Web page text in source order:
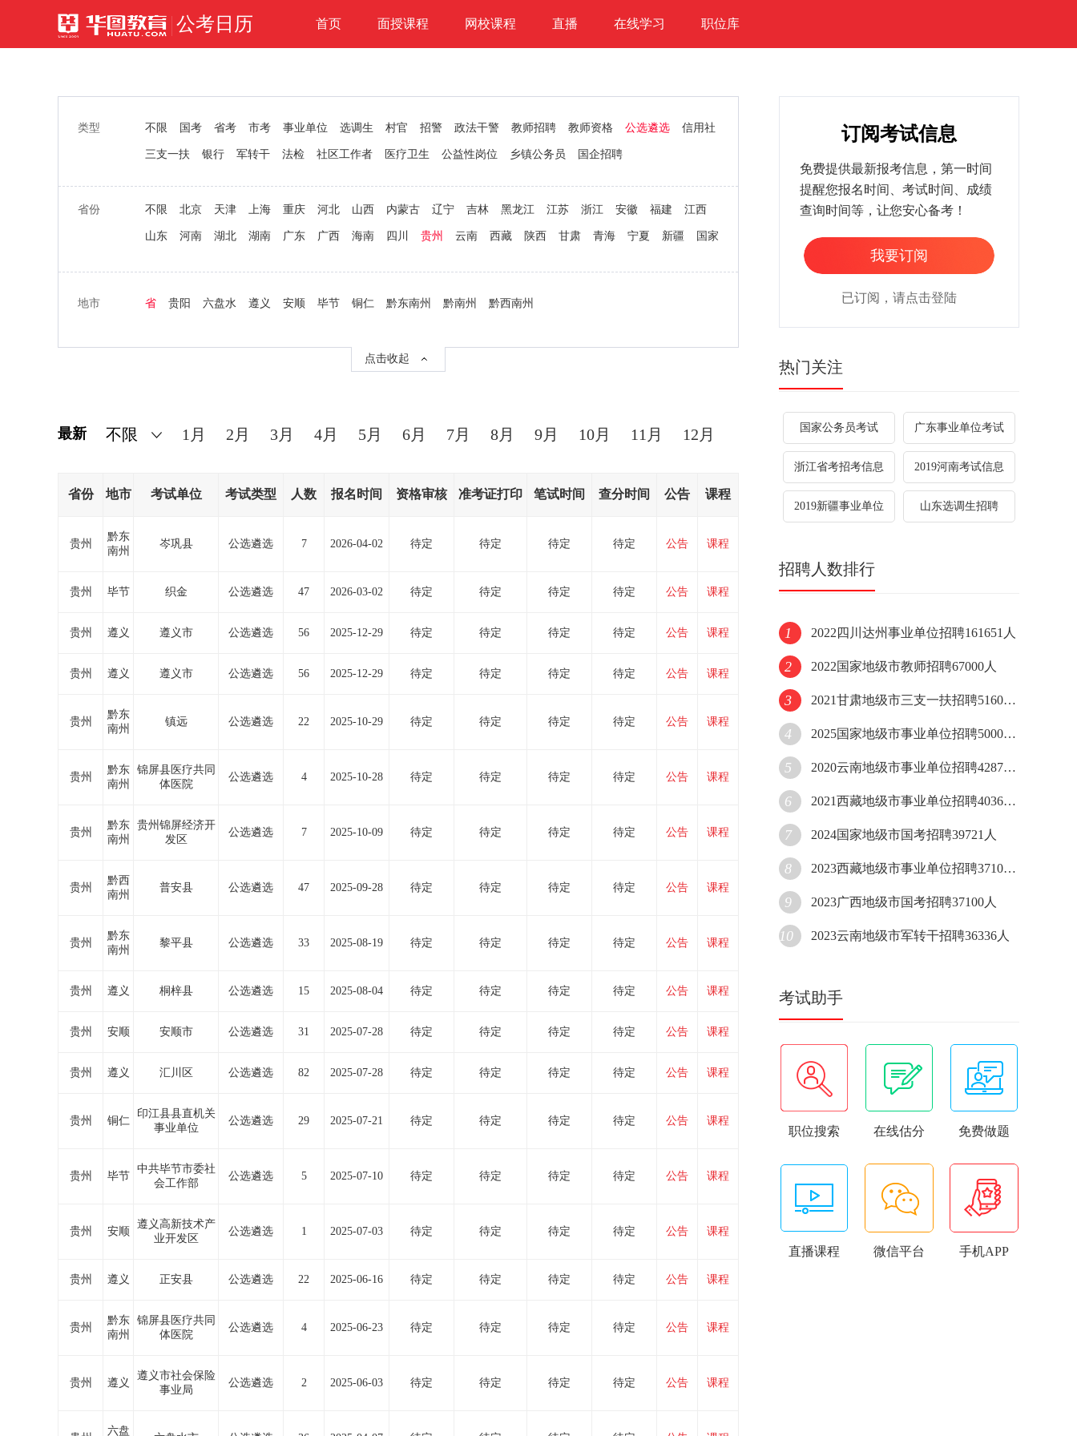
公考日历 首页 面授课程 网校课程 直播 在线学习 职位库
类型 不限 国考 省考 市考 事业单位 选调生 村官 招警 政法干警 教师招聘 教师资格 公选遴选 信用社
三支一扶 银行 军转干 法检 社区工作者 医疗卫生 公益性岗位 乡镇公务员 国企招聘
省份 不限 北京 天津 上海 重庆 河北 山西 内蒙古 辽宁 吉林 黑龙江 江苏 浙江 安徽 福建 江西
山东 河南 湖北 湖南 广东 广西 海南 四川 贵州 云南 西藏 陕西 甘肃 青海 宁夏 新疆 国家
地市 省 贵阳 六盘水 遵义 安顺 毕节 铜仁 黔东南州 黔南州 黔西南州
点击收起
最新 1月 2月 3月 4月 5月 6月 7月 8月 9月 10月 11月 12月
省份 地市 考试单位 考试类型 人数 报名时间 资格审核 准考证打印 笔试时间 查分时间 公告 课程
贵州
黔东
南州
岑巩县 公选遴选 7 2026-04-02 待定 待定 待定 待定 公告 课程
贵州 毕节 织金 公选遴选 47 2026-03-02 待定 待定 待定 待定 公告 课程
贵州 遵义 遵义市 公选遴选 56 2025-12-29 待定 待定 待定 待定 公告 课程
贵州 遵义 遵义市 公选遴选 56 2025-12-29 待定 待定 待定 待定 公告 课程
贵州
黔东
南州
镇远 公选遴选 22 2025-10-29 待定 待定 待定 待定 公告 课程
贵州
黔东
南州
锦屏县医疗共同
体医院
公选遴选 4 2025-10-28 待定 待定 待定 待定 公告 课程
贵州
黔东
南州
贵州锦屏经济开
发区
公选遴选 7 2025-10-09 待定 待定 待定 待定 公告 课程
贵州
黔西
南州
普安县 公选遴选 47 2025-09-28 待定 待定 待定 待定 公告 课程
贵州
黔东
南州
黎平县 公选遴选 33 2025-08-19 待定 待定 待定 待定 公告 课程
贵州 遵义 桐梓县 公选遴选 15 2025-08-04 待定 待定 待定 待定 公告 课程
贵州 安顺 安顺市 公选遴选 31 2025-07-28 待定 待定 待定 待定 公告 课程
贵州 遵义 汇川区 公选遴选 82 2025-07-28 待定 待定 待定 待定 公告 课程
贵州 铜仁
印江县县直机关
事业单位
公选遴选 29 2025-07-21 待定 待定 待定 待定 公告 课程
贵州 毕节
中共毕节市委社
会工作部
公选遴选 5 2025-07-10 待定 待定 待定 待定 公告 课程
贵州 安顺
遵义高新技术产
业开发区
公选遴选 1 2025-07-03 待定 待定 待定 待定 公告 课程
贵州 遵义 正安县 公选遴选 22 2025-06-16 待定 待定 待定 待定 公告 课程
贵州
黔东
南州
锦屏县医疗共同
体医院
公选遴选 4 2025-06-23 待定 待定 待定 待定 公告 课程
贵州 遵义
遵义市社会保险
事业局
公选遴选 2 2025-06-03 待定 待定 待定 待定 公告 课程
六盘
订阅考试信息
免费提供最新报考信息，第一时间
提醒您报名时间、考试时间、成绩
查询时间等，让您安心备考！
我要订阅
已订阅，请点击登陆
热门关注
国家公务员考试 广东事业单位考试
浙江省考招考信息 2019河南考试信息
2019新疆事业单位 山东选调生招聘
招聘人数排行
1 2022四川达州事业单位招聘161651人
2 2022国家地级市教师招聘67000人
3 2021甘肃地级市三支一扶招聘51600人
4 2025国家地级市事业单位招聘50000人
5 2020云南地级市事业单位招聘42870人
6 2021西藏地级市事业单位招聘40361人
7 2024国家地级市国考招聘39721人
8 2023西藏地级市事业单位招聘37107人
9 2023广西地级市国考招聘37100人
10 2023云南地级市军转干招聘36336人
考试助手
职位搜索 在线估分 免费做题
直播课程 微信平台 手机APP